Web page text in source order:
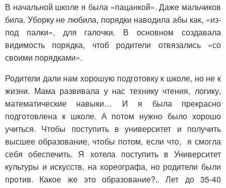
В начальной школе я была «пацанкой». Даже мальчиков
била. Уборку не любила, порядки наводила абы как, «из-
под палки», для галочки. В основном создавала
видимость порядка, чтоб родители отвязались «со
своими порядками».
Родители дали нам хорошую подготовку к школе, но не к
жизни. Мама развивала у нас технику чтения, логику,
математические навыки… И я была прекрасно
подготовлена к школе. А потом нужно было хорошо
учиться. Чтобы поступить в университет и получить
высшее образование, чтобы потом, если что, я смогла
себя обеспечить. Я хотела поступить в Университет
культуры и искусств, на хореографа, но родители были
против. Какое же это образование?.. Лет до 35-40